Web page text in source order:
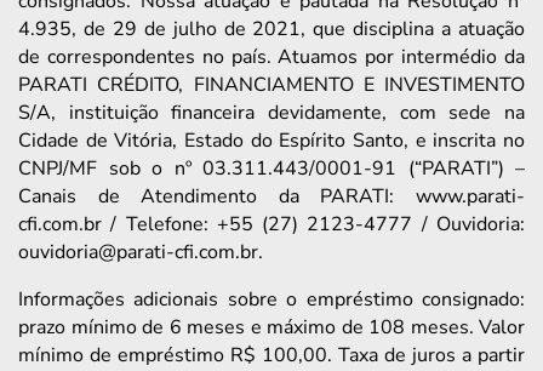
4.935, de 29 de julho de 2021, que disciplina a atuação
de correspondentes no país. Atuamos por intermédio da
PARATI CRÉDITO, FINANCIAMENTO E INVESTIMENTO
S/A, instituição financeira devidamente, com sede na
Cidade de Vitória, Estado do Espírito Santo, e inscrita no
CNPJ/MF sob o nº 03.311.443/0001-91 (“PARATI”) –
Canais de Atendimento da PARATI: www.parati-
cfi.com.br / Telefone: +55 (27) 2123-4777 / Ouvidoria:
ouvidoria@parati-cfi.com.br.
Informações adicionais sobre o empréstimo consignado:
prazo mínimo de 6 meses e máximo de 108 meses. Valor
mínimo de empréstimo R$ 100,00. Taxa de juros a partir